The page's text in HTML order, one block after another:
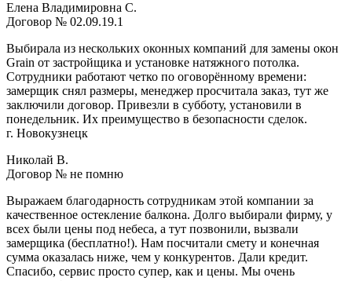
Елена Владимировна С.
Договор № 02.09.19.1
Выбирала из нескольких оконных компаний для замены окон
Grain от застройщика и установке натяжного потолка.
Сотрудники работают четко по оговорённому времени:
замерщик снял размеры, менеджер просчитала заказ, тут же
заключили договор. Привезли в субботу, установили в
понедельник. Их преимущество в безопасности сделок.
г. Новокузнецк
Николай В.
Договор № не помню
Выражаем благодарность сотрудникам этой компании за
качественное остекление балкона. Долго выбирали фирму, у
всех были цены под небеса, а тут позвонили, вызвали
замерщика (бесплатно!). Нам посчитали смету и конечная
сумма оказалась ниже, чем у конкурентов. Дали кредит.
Спасибо, сервис просто супер, как и цены. Мы очень